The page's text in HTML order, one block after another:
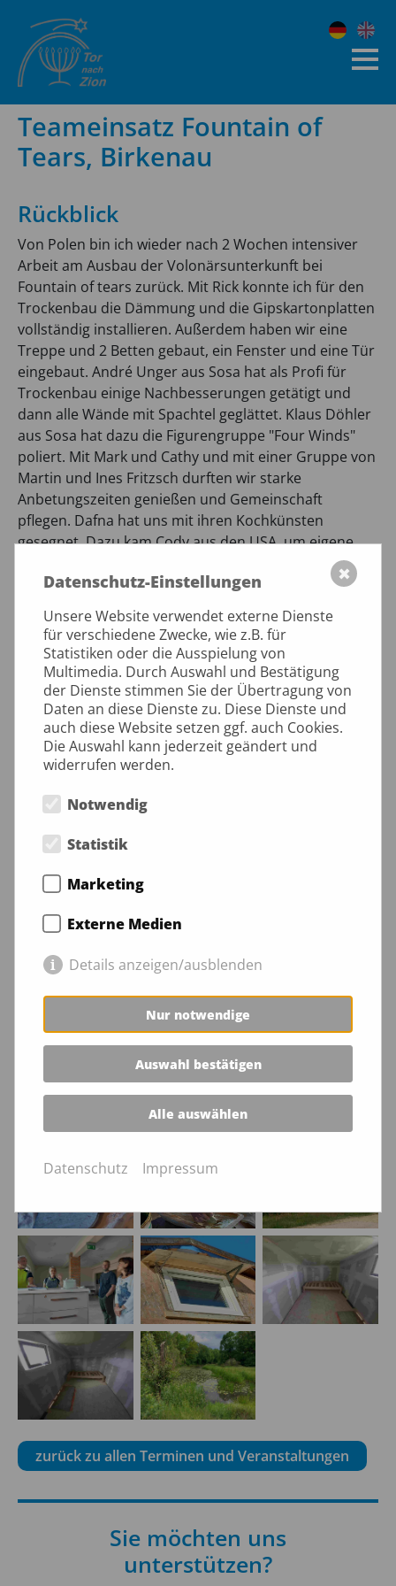
Teameinsatz Fountain of
Tears, Birkenau
Rückblick
Von Polen bin ich wieder nach 2 Wochen intensiver
Arbeit am Ausbau der Volonärsunterkunft bei
Fountain of tears zurück. Mit Rick konnte ich für den
Trockenbau die Dämmung und die Gipskartonplatten
vollständig installieren. Außerdem haben wir eine
Treppe und 2 Betten gebaut, ein Fenster und eine Tür
eingebaut. André Unger aus Sosa hat als Profi für
Trockenbau einige Nachbesserungen getätigt und
dann alle Wände mit Spachtel geglättet. Klaus Döhler
aus Sosa hat dazu die Figurengruppe "Four Winds"
poliert. Mit Mark und Cathy und mit einer Gruppe von
Martin und Ines Fritzsch durften wir starke
Anbetungszeiten genießen und Gemeinschaft
pflegen. Dafna hat uns mit ihren Kochkünsten
gesegnet. Dazu kam Cody aus den USA, um eigene
Plastiken in Bronze zu gießen. Diesmal durfte ich
sonntags die von vielen Seen und Auenlandschaft
geprägte Umgebung von Oswiecim mit dem Fahrrad
erkunden. Wie haben unsere Vorfahren mit Auschwitz
auch diese schöne Landschaft geschändet!? Alles in
allem eine gesegnete Zeit, die meine Erwartungen
mehr als erfüllt hat.
Manfred Hoffmann
zurück zu allen Terminen und Veranstaltungen
Sie möchten uns
unterstützen?
Datenschutz-Einstellungen
Unsere Website verwendet externe Dienste
für verschiedene Zwecke, wie z.B. für
Statistiken oder die Ausspielung von
Multimedia. Durch Auswahl und Bestätigung
der Dienste stimmen Sie der Übertragung von
Daten an diese Dienste zu. Diese Dienste und
auch diese Website setzen ggf. auch Cookies.
Die Auswahl kann jederzeit geändert und
widerrufen werden.
Notwendig
Statistik
Marketing
Externe Medien
Details anzeigen/ausblenden
Nur notwendige
Auswahl bestätigen
Alle auswählen
Datenschutz Impressum
✖